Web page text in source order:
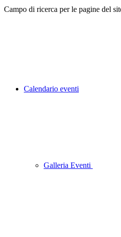
Campo di ricerca per le pagine del
Calendario eventi
Galleria Eventi